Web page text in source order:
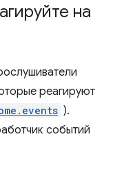
на
реагируют
).
событий